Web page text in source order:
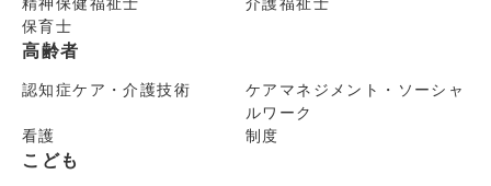
保育士
高齢者
認知症ケア・介護技術
ケアマネジメント・ソーシャ
ルワーク
看護
制度
こども